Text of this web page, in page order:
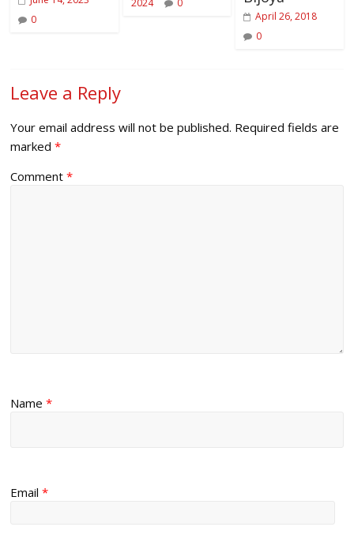
0
April 26, 2018
0
Leave a Reply
Your email address will not be published. Required fields are
marked*
Comment*
Name*
Email*